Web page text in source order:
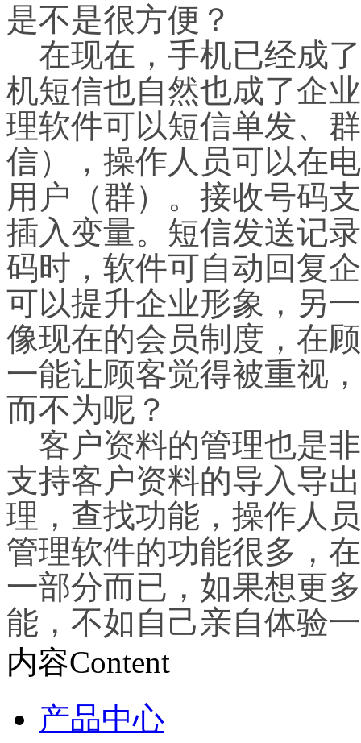
是不是很方便？
在现在，手机已经成
机短信也自然也成了企
理软件可以短信单发、
信），操作人员可以在
用户（群）。接收号码
插入变量。短信发送记
码时，软件可自动回复
可以提升企业形象，另
像现在的会员制度，在
一能让顾客觉得被重视
而不为呢？
客户资料的管理也是
支持客户资料的导入导
理，查找功能，操作人
管理软件的功能很多，
一部分而已，如果想更
能，不如自己亲自体验
内容Content
产品中心